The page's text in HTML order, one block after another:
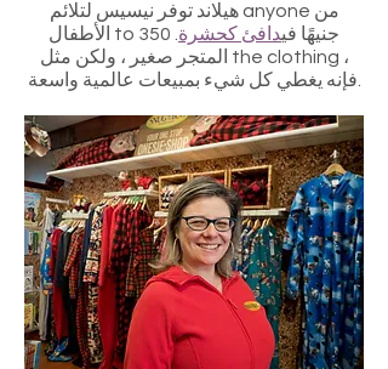
هيلاند توفر نيسيس لتلائم anyone من
الأطفال to 350 جنيهًا فيدافئ كحشرة
المتجر صغير ، ولكن مثل the clothing ،